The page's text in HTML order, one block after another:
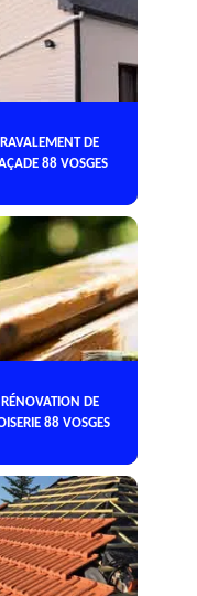
RAVALEMENT DE
88 VOSGES
RÉNOVATION DE
88 VOSGES